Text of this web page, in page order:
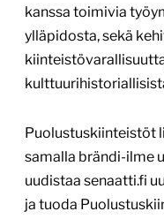
kanssa toimivia
ylläpidosta, sekä
Puolustuskiinteistöt
samalla brändi-ilme
uudistaa senaatti.fi
ja tuoda